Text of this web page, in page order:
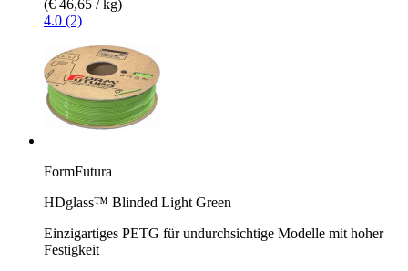
(€ 46,65 / kg)
4.0 (2)
FormFutura
HDglass™ Blinded Light Green
Einzigartiges PETG für undurchsichtige Modelle mit hoher
Festigkeit